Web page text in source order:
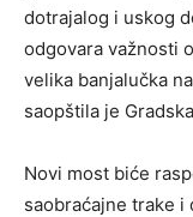
dotrajalog i uskog
odgovara važnosti
velika banjalučka
saopštila je
Novi most biće
saobraćajne trake i